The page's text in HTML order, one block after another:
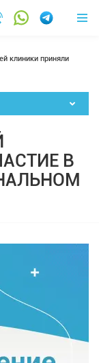
клиники приняли
В